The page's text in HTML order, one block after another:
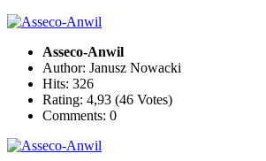
Asseco-Anwil
Author: Janusz Nowacki
Hits: 326
Rating: 4,93 (46 Votes)
Comments: 0